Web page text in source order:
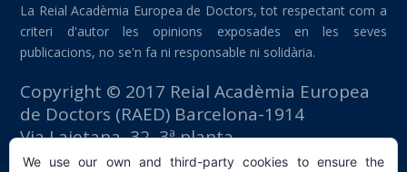
La Reial Acadèmia Europea de Doctors, tot respectant com a
criteri d'autor les opinions exposades en les seves
publicacions, no se'n fa ni responsable ni solidària.
Copyright © 2017 Reial Acadèmia Europea
de Doctors (RAED) Barcelona-1914
Via Laietana, 32, 3ª planta
Edifici Foment del Treball
We use our own and third-party cookies to ensure the